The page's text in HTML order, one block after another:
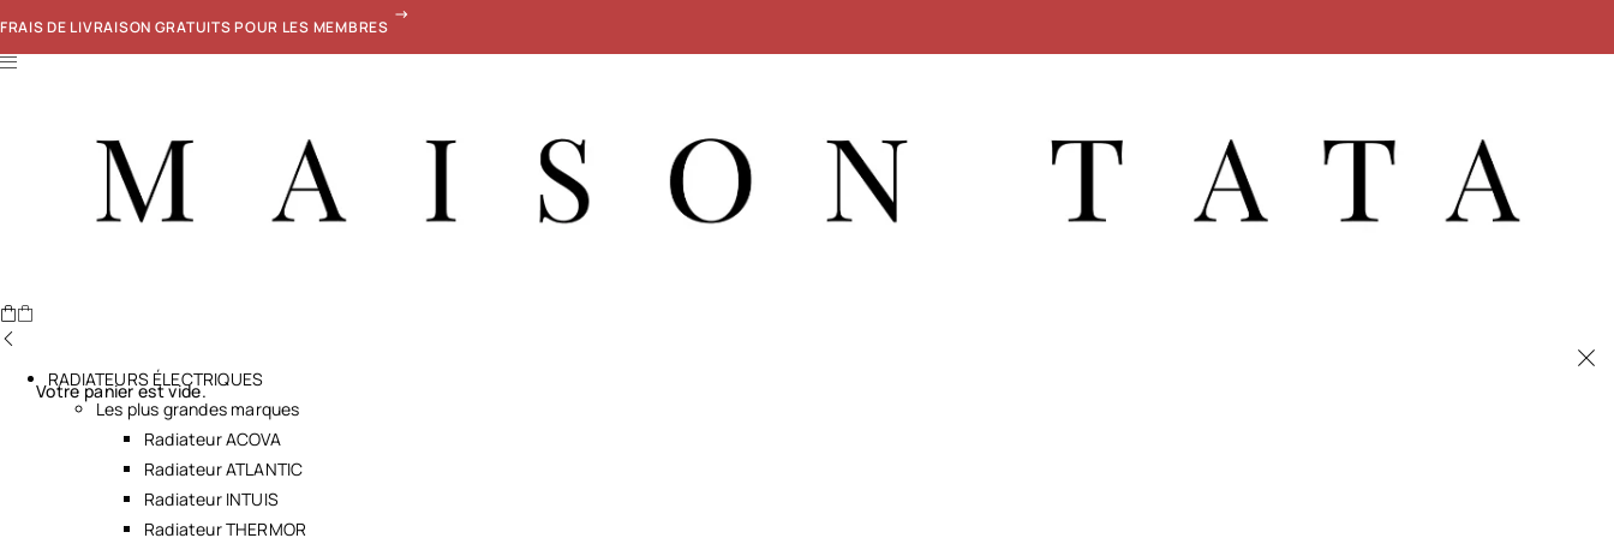
FRAIS DE LIVRAISON GRATUITS POUR LES MEMBRES
Votre panier est vide.
RADIATEURS ÉLECTRIQUES
Les plus grandes marques
Radiateur ACOVA
Radiateur ATLANTIC
Radiateur INTUIS
Radiateur THERMOR